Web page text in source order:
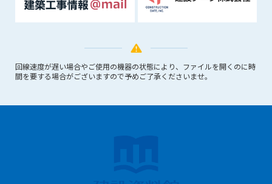
回線速度が遅い場合やご使用の機器の状態により、ファイルを開くのに時
間を要する場合がございますので予めご了承くださいませ。
個人情報といいます）について、管理者は、以下の各号に該当
する場合を除き、第三者に開示または提供しないものとしま
(1) 会員が、自己の個人情報の開示に事前に同意している場合
(2) 個々の会員を特定できない統計的な処理をした形式で第三
者に提供する場合
に必要であると管理者が判断した場合